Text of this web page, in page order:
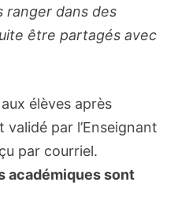
ranger dans des
être partagés avec
élèves après
par l’Enseignant
par courriel.
académiques sont